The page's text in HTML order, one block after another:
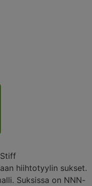
hiihtotyylin sukset.
Suksissa on NNN-